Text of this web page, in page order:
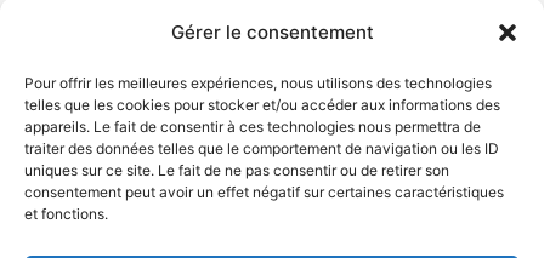
Gérer le consentement
Pour offrir les meilleures expériences, nous utilisons des technologies
telles que les cookies pour stocker et/ou accéder aux informations des
appareils. Le fait de consentir à ces technologies nous permettra de
traiter des données telles que le comportement de navigation ou les ID
uniques sur ce site. Le fait de ne pas consentir ou de retirer son
consentement peut avoir un effet négatif sur certaines caractéristiques
et fonctions.